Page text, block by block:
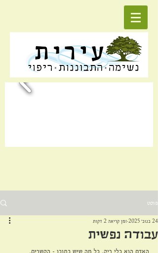
פוסט
עבודה נפשית
24 בנוב׳ 2025 זמן קריאה 2 דקות
האדם הוא כלי ריק. כל מה שיש בתוכו - הקשרים,